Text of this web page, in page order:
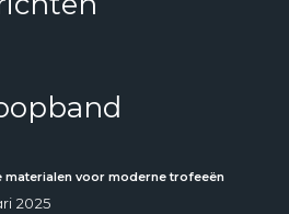
materialen voor moderne trofeeën
2025